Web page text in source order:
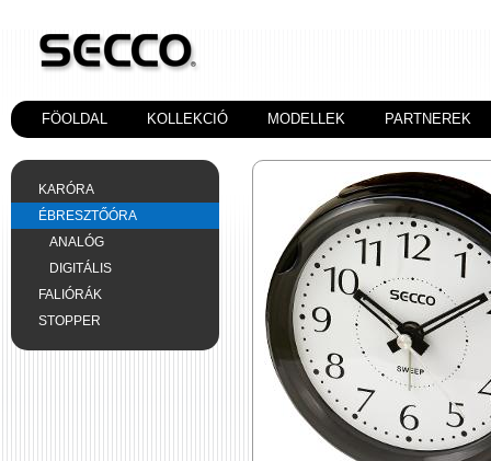
FÖOLDAL KOLLEKCIÓ MODELLEK PARTNEREK
KARÓRA
ÉBRESZTŐÓRA
ANALÓG
DIGITÁLIS
FALIÓRÁK
STOPPER